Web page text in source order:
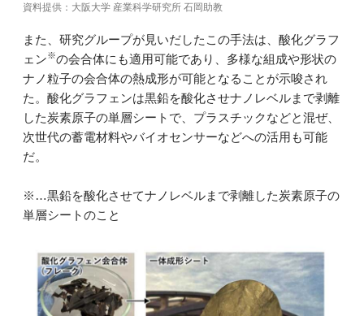
資料提供：大阪大学 産業科学研究所 石岡助教
また、研究グループが見いだしたこの手法は、酸化グラフ
ェン※の会合体にも適用可能であり、多様な組成や形状の
ナノ粒子の会合体の熱成形が可能となることが示唆され
た。酸化グラフェンは黒鉛を酸化させナノレベルまで剥離
した炭素原子の単層シートで、プラスチックなどと混ぜ、
次世代の蓄電材料やバイオセンサーなどへの活用も可能
だ。
※…黒鉛を酸化させてナノレベルまで剥離した炭素原子の
単層シートのこと